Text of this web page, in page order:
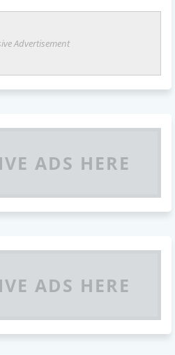
Advertisement
ADS HERE
ADS HERE